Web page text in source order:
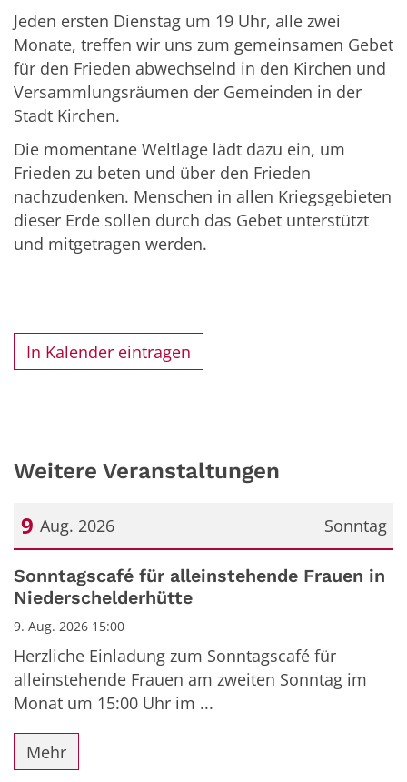
Jeden ersten Dienstag um 19 Uhr, alle zwei
Monate, treffen wir uns zum gemeinsamen Gebet
für den Frieden abwechselnd in den Kirchen und
Versammlungsräumen der Gemeinden in der
Stadt Kirchen.
Die momentane Weltlage lädt dazu ein, um
Frieden zu beten und über den Frieden
nachzudenken. Menschen in allen Kriegsgebieten
dieser Erde sollen durch das Gebet unterstützt
und mitgetragen werden.
In Kalender eintragen
Weitere Veranstaltungen
Sonntag
9 Aug. 2026
Datum: 9. August 2026
Sonntagscafé für alleinstehende Frauen in
Niederschelderhütte
9. Aug. 2026 15:00
Herzliche Einladung zum Sonntagscafé für
alleinstehende Frauen am zweiten Sonntag im
Monat um 15:00 Uhr im ...
Mehr